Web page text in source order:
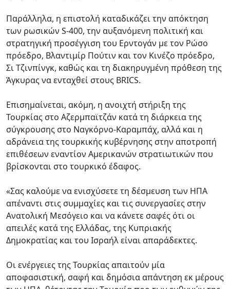
Παράλληλα, η επιστολή καταδικάζει την απόκτηση
των ρωσικών S-400, την αυξανόμενη πολιτική και
στρατηγική προσέγγιση του Ερντογάν με τον Ρώσο
πρόεδρο, Βλαντιμίρ Πούτιν και τον Κινέζο πρόεδρο,
Σι Τζινπίνγκ, καθώς και τη διακηρυγμένη πρόθεση της
Άγκυρας να ενταχθεί στους BRICS.
Επισημαίνεται, ακόμη, η ανοιχτή στήριξη της
Τουρκίας στο Αζερμπαϊτζάν κατά τη διάρκεια της
σύγκρουσης στο Ναγκόρνο-Καραμπάχ, αλλά και η
αδράνεια της τουρκικής κυβέρνησης στην αποτροπή
επιθέσεων εναντίον Αμερικανών στρατιωτικών που
βρίσκονται στο τουρκικό έδαφος.
«Σας καλούμε να ενισχύσετε τη δέσμευση των ΗΠΑ
απέναντι στις συμμαχίες και τις συνεργασίες στην
Ανατολική Μεσόγειο και να κάνετε σαφές ότι οι
απειλές κατά της Ελλάδας, της Κυπριακής
Δημοκρατίας και του Ισραήλ είναι απαράδεκτες.
Οι ενέργειες της Τουρκίας απαιτούν μία
αποφασιστική, σαφή και δημόσια απάντηση εκ μέρους